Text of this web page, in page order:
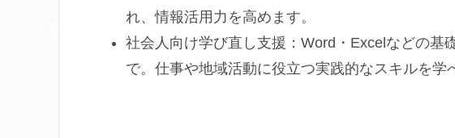
れ、情報活用力を高めます。
社会人向け学び直し支援：Word・Excelなどの基
で。仕事や地域活動に役立つ実践的なスキルを学